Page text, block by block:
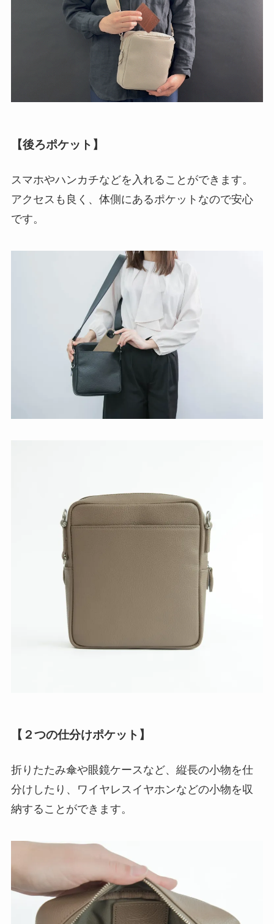
【後ろポケット】
スマホやハンカチなどを入れることができます。
アクセスも良く、体側にあるポケットなので安心
です。
【 ２つの仕分けポケット 】
折りたたみ傘や眼鏡ケースなど、縦長の小物を仕
分けしたり、ワイヤレスイヤホンなどの小物を収
納することができます。